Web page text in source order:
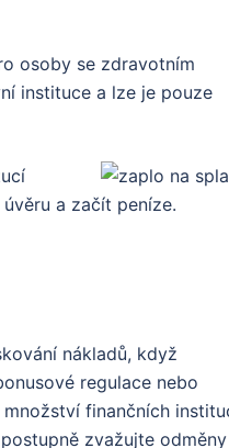
osoby se zdravotním
instituce a lze je pouze
a začít peníze.
nákladů, když
regulace nebo
finančních
zvažujte